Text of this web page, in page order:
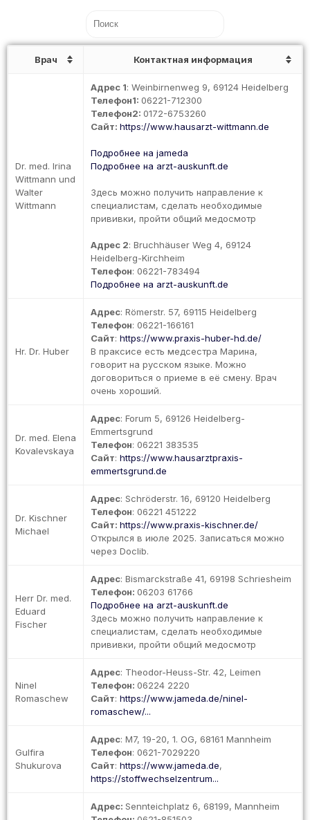
Врач Контактная информация
Dr. med. Irina
Wittmann und
Walter
Wittmann
Адрес 1: Weinbirnenweg 9, 69124 Heidelberg
Телефон1: 06221-712300
Телефон2: 0172-6753260
Сайт: https://www.hausarzt-wittmann.de
Подробнее на jameda
Подробнее на arzt-auskunft.de
Здесь можно получить направление к
специалистам, сделать необходимые
прививки, пройти общий медосмотр
Адрес 2: Bruchhäuser Weg 4, 69124
Heidelberg-Kirchheim
Телефон: 06221-783494
Подробнее на arzt-auskunft.de
Hr. Dr. Huber
Адрес: Römerstr. 57, 69115 Heidelberg
Телефон: 06221-166161
Сайт: https://www.praxis-huber-hd.de/
В праксисе есть медсестра Марина,
говорит на русском языке. Можно
договориться о приеме в её смену. Врач
очень хороший.
Dr. med. Elena
Kovalevskaya
Адрес: Forum 5, 69126 Heidelberg-
Emmertsgrund
Телефон: 06221 383535
Сайт: https://www.hausarztpraxis-
emmertsgrund.de
Dr. Kischner
Michael
Адрес: Schröderstr. 16, 69120 Heidelberg
Телефон: 06221 451222
Сайт: https://www.praxis-kischner.de/
Открылся в июле 2025. Записаться можно
через Doclib.
Herr Dr. med.
Eduard
Fischer
Адрес: Bismarckstraße 41, 69198 Schriesheim
Телефон: 06203 61766
Подробнее на arzt-auskunft.de
Здесь можно получить направление к
специалистам, сделать необходимые
прививки, пройти общий медосмотр
Ninel
Romaschew
Адрес: Theodor-Heuss-Str. 42, Leimen
Телефон: 06224 2220
Сайт: https://www.jameda.de/ninel-
romaschew/...
Gulfira
Shukurova
Адрес: M7, 19-20, 1. OG, 68161 Mannheim
Телефон: 0621-7029220
Сайт: https://www.jameda.de,
https://stoffwechselzentrum...
Адрес: Sennteichplatz 6, 68199, Mannheim